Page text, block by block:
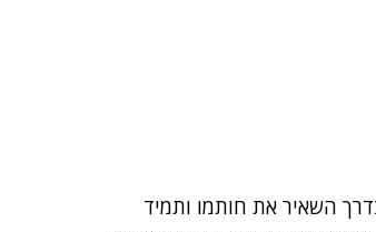
השאיר את חותמו ותמיד